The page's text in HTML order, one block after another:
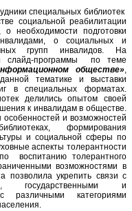
специальных библиотек
социальной реабилитации
необходимости подготовки
о социальных и
групп инвалидов. На
слайд-программы по теме
обществе»,
тематике и выставки
в специальных форматах.
делились опытом своей
к инвалидам в обществе.
и возможностей
формирования
и социальной сферы по
аспекты толерантности
воспитанию толерантного
возможностями в
позволила укрепить связи с
государственными и
различными категориями